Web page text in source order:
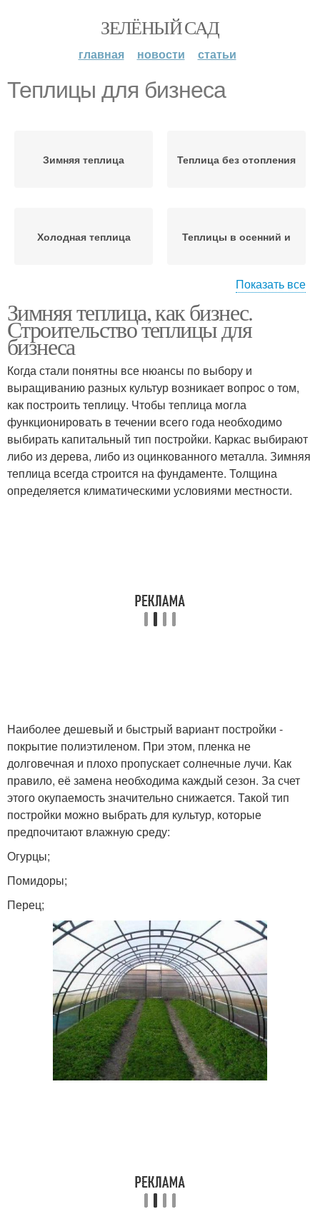
ЗЕЛЁНЫЙ САД
главная новости статьи
Теплицы для бизнеса
Зимняя теплица Теплица без отопления
Холодная теплица Теплицы в осенний и
теплица
Зимний теплица
Теплица с нуля Бизнес с нуля
Опыт в тепличном
бизнесе
Показать все
Зимняя теплица, как бизнес.
Строительство теплицы для
бизнеса
Когда стали понятны все нюансы по выбору и
выращиванию разных культур возникает вопрос о том,
как построить теплицу. Чтобы теплица могла
функционировать в течении всего года необходимо
выбирать капитальный тип постройки. Каркас выбирают
либо из дерева, либо из оцинкованного металла. Зимняя
теплица всегда строится на фундаменте. Толщина
определяется климатическими условиями местности.
Наиболее дешевый и быстрый вариант постройки -
покрытие полиэтиленом. При этом, пленка не
долговечная и плохо пропускает солнечные лучи. Как
правило, её замена необходима каждый сезон. За счет
этого окупаемость значительно снижается. Такой тип
постройки можно выбрать для культур, которые
предпочитают влажную среду:
Огурцы;
Помидоры;
Перец;